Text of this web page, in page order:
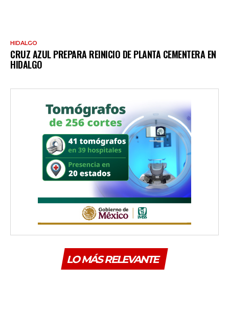
HIDALGO
CRUZ AZUL PREPARA REINICIO DE PLANTA CEMENTERA EN
HIDALGO
LO MÁS RELEVANTE